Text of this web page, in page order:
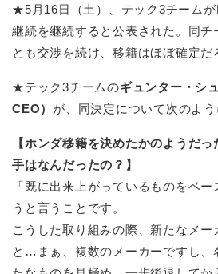
★5月16日（土）、テック3チーム
継続を継続すると公表された。同
とも交渉を続け、移籍はほぼ確定だ
★テック3チームのギュンター・シ
CEO） が、同決定について次のよう
【ホンダ移籍を決めたかのようだ
手はなんだったの？】
「既に出来上がっているものをベ
うと言うことです。
こうした取り組みの際、新たなメー
と…まぁ、複数のメーカーですし